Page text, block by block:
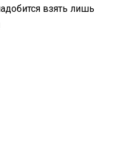
взять лишь